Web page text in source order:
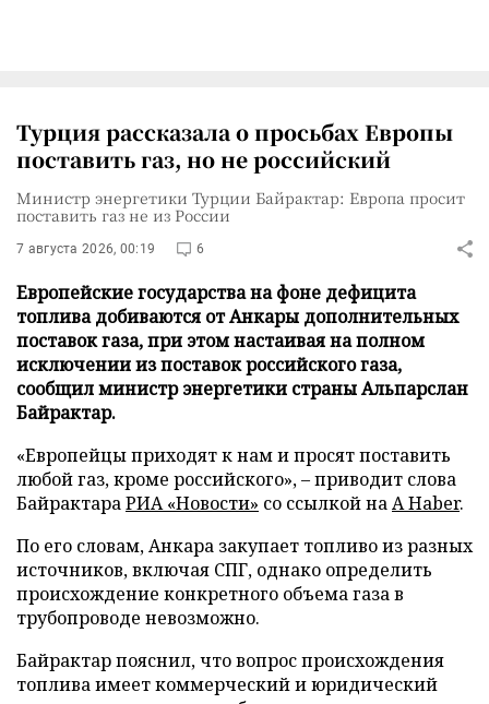
Турция рассказала о просьбах Европы
поставить газ, но не российский
Министр энергетики Турции Байрактар: Европа просит
поставить газ не из России
7 августа 2026, 00:19 6
Европейские государства на фоне дефицита
топлива добиваются от Анкары дополнительных
поставок газа, при этом настаивая на полном
исключении из поставок российского газа,
сообщил министр энергетики страны Альпарслан
Байрактар.
«Европейцы приходят к нам и просят поставить
любой газ, кроме российского», – приводит слова
БайрактараРИА «Новости» со ссылкой наA Haber.
По его словам, Анкара закупает топливо из разных
источников, включая СПГ, однако определить
происхождение конкретного объема газа в
трубопроводе невозможно.
Байрактар пояснил, что вопрос происхождения
топлива имеет коммерческий и юридический